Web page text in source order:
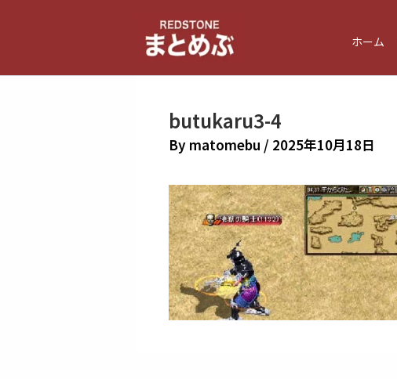
ス
ホーム
butukaru3-4
By matomebu / 2025年10月18日